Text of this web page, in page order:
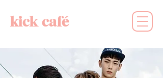
kick café